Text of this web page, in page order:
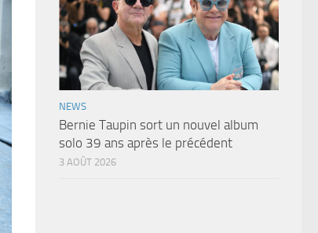
NEWS
Bernie Taupin sort un nouvel album
solo 39 ans après le précédent
3 AOÛT 2026